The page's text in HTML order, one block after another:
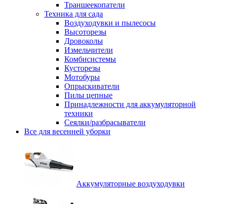
Траншеекопатели
Техника для сада
Воздуходувки и пылесосы
Высоторезы
Дровоколы
Измельчители
Комбисистемы
Кусторезы
Мотобуры
Опрыскиватели
Пилы цепные
Принадлежности для аккумуляторной
техники
Сеялки/разбрасыватели
Все для весенней уборки
Аккумуляторные воздуходувки